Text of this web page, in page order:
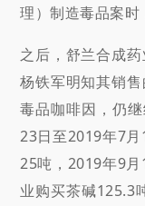
理）制造毒品案时
之后，舒兰合成
杨铁军明知其销
毒品咖啡因，仍
23日至2019年7
25吨，2019年9
业购买茶碱125.3